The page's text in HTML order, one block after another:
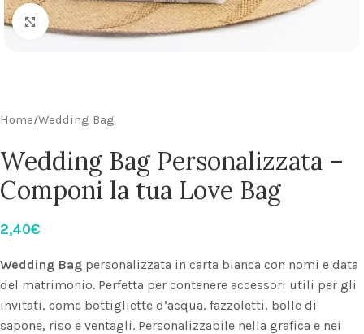
Click to enlarge
Home/Wedding Bag
Wedding Bag Personalizzata –
Componi la tua Love Bag
2,40€
Wedding Bag personalizzata in carta bianca con nomi e data
del matrimonio. Perfetta per contenere accessori utili per gli
invitati, come bottigliette d’acqua, fazzoletti, bolle di
sapone, riso e ventagli. Personalizzabile nella grafica e nei